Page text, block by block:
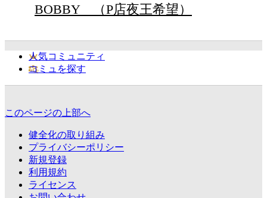
BOBBY （P店夜王希望）
人気コミュニティ
コミュを探す
このページの上部へ
健全化の取り組み
プライバシーポリシー
新規登録
利用規約
ライセンス